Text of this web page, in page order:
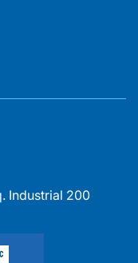
Industrial 200